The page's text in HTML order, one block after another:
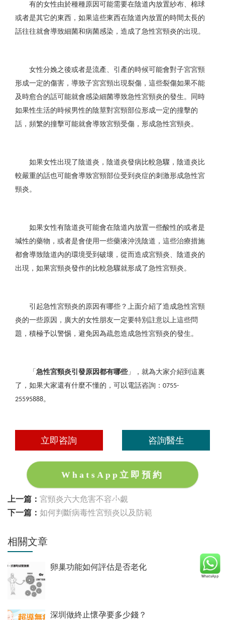
有的女性由於種種原因可能需要在陰道內放置紗布、棉球
或者是其它的東西，如果這些東西在陰道內放置的時間太長的
話往往就會導致細菌和病菌感染，造成了急性宮頸炎的出現。
女性分娩之後或者是流產、引產的時候可能會對子宮宮頸
形成一定的傷害，導致子宮宮頸出現裂傷，這些裂傷如果不能
及時愈合的話可能就會感染細菌導致急性宮頸炎的發生。同時
如果性生活的時候男性的陰莖對宮頸部位形成一定的撞擊的
話，頻繁的撞擊可能就會導致宮頸受傷，形成急性宮頸炎。
如果女性出現了陰道炎，陰道炎發病比較急驟，陰道炎比
較嚴重的話也可能會導致宮頸部位受到炎症的刺激形成急性宮
頸炎。
如果女性有陰道炎可能會在陰道內放置一些酸性的或者是
堿性的藥物，或者是會使用一些藥液沖洗陰道，這些治療措施
都會導致陰道內的環境受到破壞，從而造成宮頸炎、陰道炎的
出現，如果宮頸炎發作的比較急驟就形成了急性宮頸炎。
引起急性宮頸炎的原因有哪些？上面介紹了造成急性宮頸
炎的一些原因，廣大的女性朋友一定要特別註意以上這些問
題，積極予以警惕，避免因為疏忽造成急性宮頸炎的發生。
「 急性宮頸炎引發原因都有哪些」，就為大家介紹到這裏
了，如果大家還有什麼不懂的，可以電話咨詢： 0755-
25595888。
立即咨詢 咨詢醫生
WhatsApp立即預約
上一篇： 宮頸炎六大危害不容小覷
下一篇： 如何判斷病毒性宮頸炎以及防範
相關文章
卵巢功能如何評估是否老化
深圳做終止懷孕要多少錢？